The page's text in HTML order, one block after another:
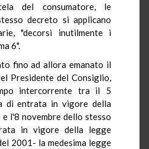
del consumatore, le
decreto si applicano
"decorsi inutilmente i
6".
fino ad allora emanato il
Presidente del Consiglio,
intercorrente tra il 5
di entrata in vigore della
l'8 novembre dello stesso
in vigore della legge
2001- la medesima legge